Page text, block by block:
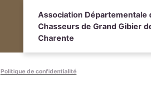
Association Départementale
Chasseurs de Grand Gibier
Charente
Politique de confidentialité